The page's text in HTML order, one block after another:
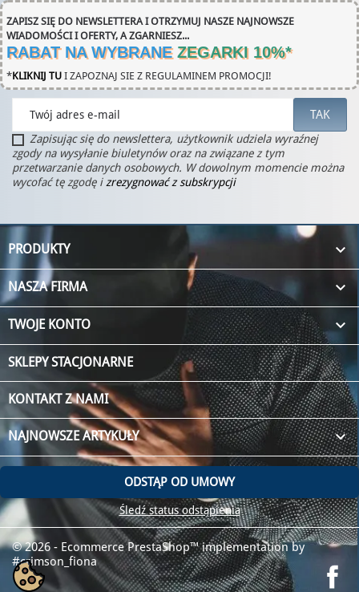
ZAPISZ SIĘ DO NEWSLETTERA I OTRZYMUJ NASZE NAJNOWSZE
WIADOMOŚCI I OFERTY, A ZGARNIESZ...
RABAT NA WYBRANE ZEGARKI 10%*
*KLIKNIJ TU I ZAPOZNAJ SIE Z REGULAMINEM PROMOCJI!
Zapisując się do newslettera, użytkownik udziela wyraźnej
zgody na wysyłanie biuletynów oraz na związane z tym
przetwarzanie danych osobowych. W dowolnym momencie można
wycofać tę zgodę izrezygnować z subskrypcji
PRODUKTY 
NASZA FIRMA 
TWOJE KONTO 
SKLEPY STACJONARNE
KONTAKT Z NAMI
NAJNOWSZE ARTYKUŁY keyboard_arrow_down
ODSTĄP OD UMOWY
Śledź status odstąpienia
© 2026 - Ecommerce PrestaShop™implementation by
#crimson_fiona